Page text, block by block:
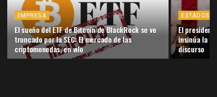
EMPRESA
El sueño del ETF de Bitcoin de BlackRock se ve
truncado por la SEC: El mercado de las
criptomonedas, en vilo
ESTADOS
El
insinúa la
discurso